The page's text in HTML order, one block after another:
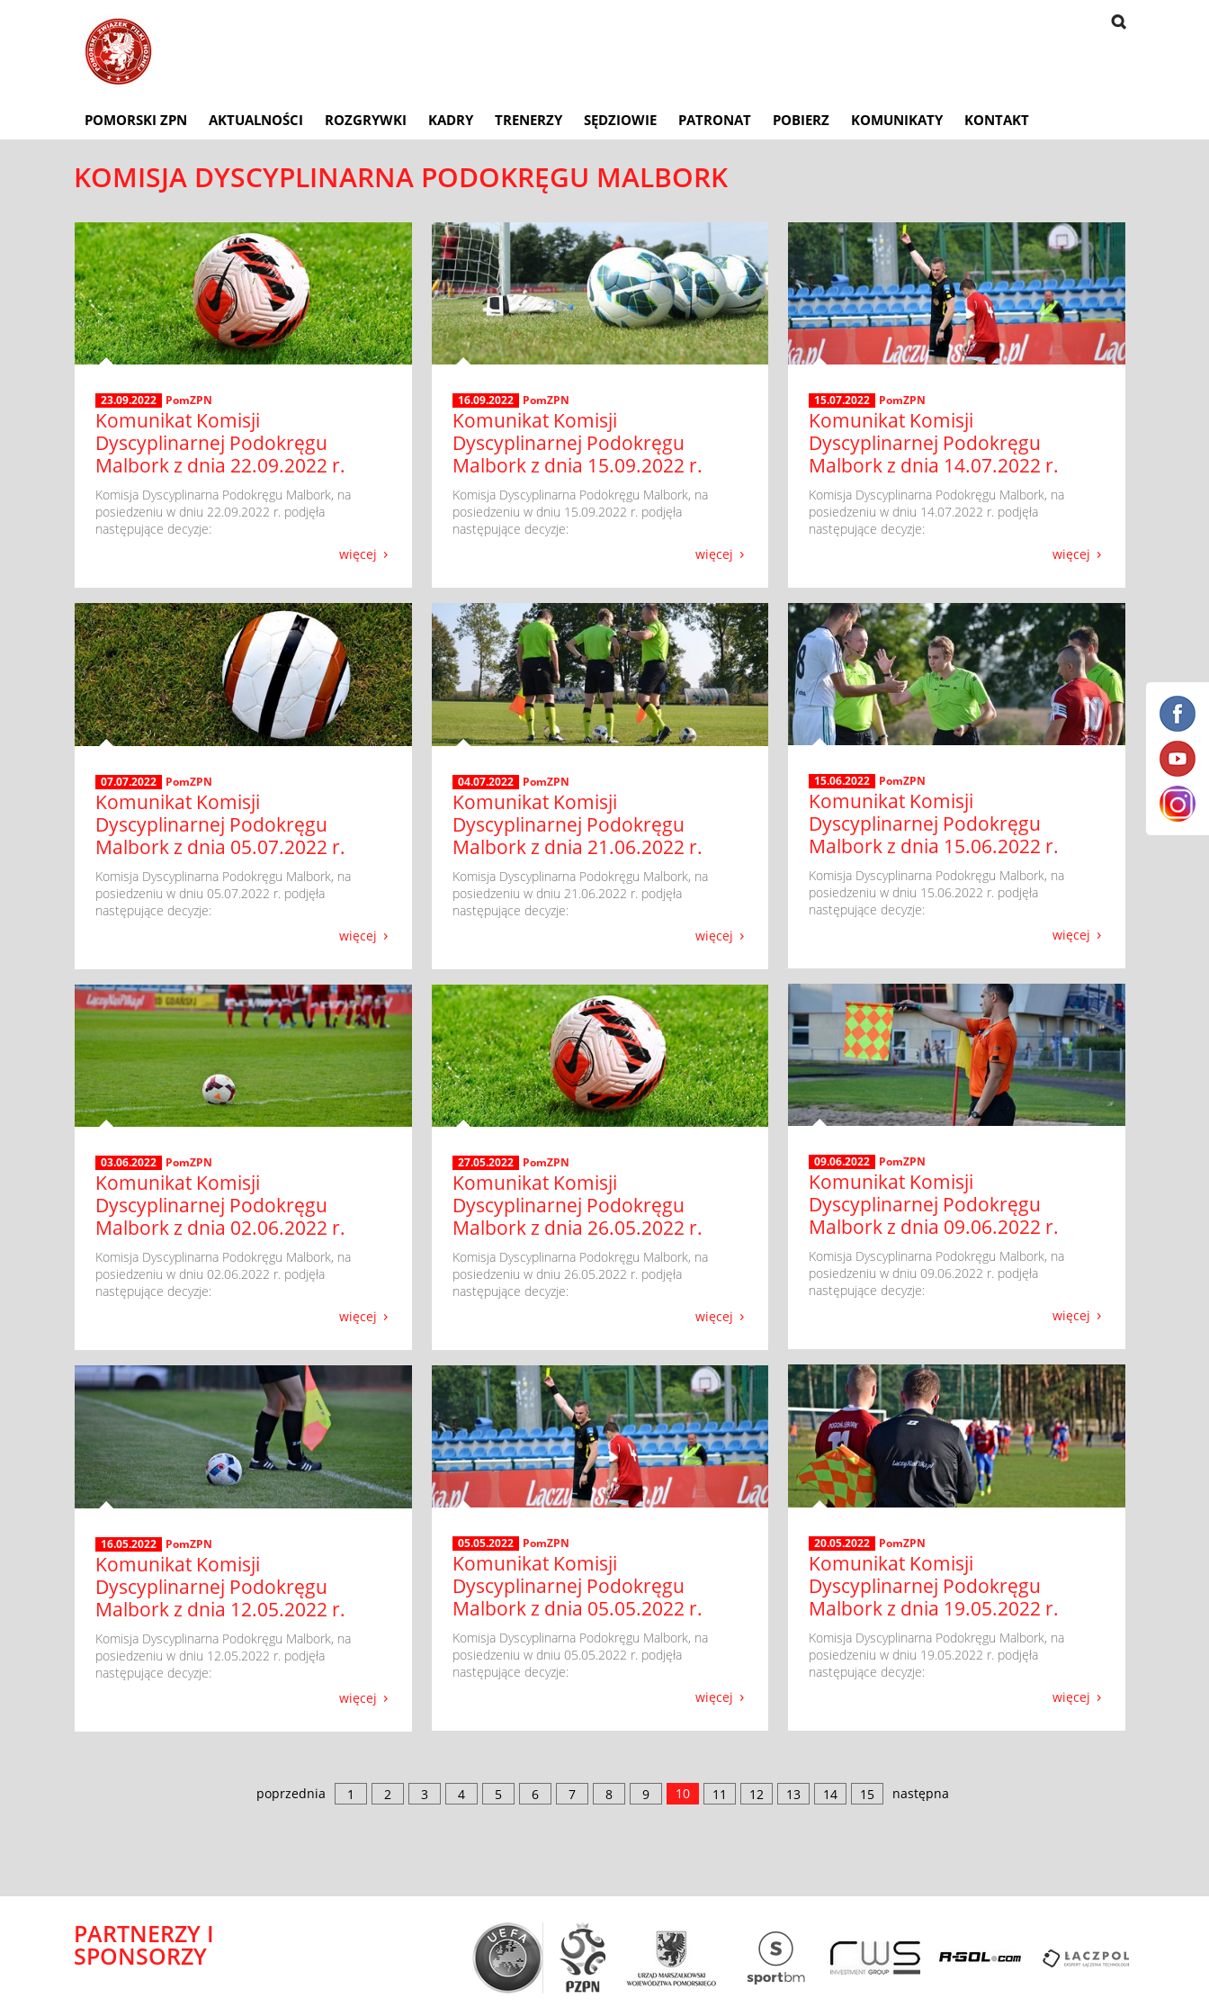
POMORSKI ZPN AKTUALNOŚCI ROZGRYWKI KADRY TRENERZY SĘDZIOWIE PATRONAT POBIERZ KOMUNIKATY KONTAKT
KOMISJA DYSCYPLINARNA PODOKRĘGU MALBORK
23.09.2022 PomZPN
Komunikat Komisji
Dyscyplinarnej Podokręgu
Malbork z dnia 22.09.2022 r.
​ Komisja Dyscyplinarna Podokręgu Malbork, na
posiedzeniu w dniu 22.09.2022 r. podjęła
następujące decyzje:
więcej
16.09.2022 PomZPN
Komunikat Komisji
Dyscyplinarnej Podokręgu
Malbork z dnia 15.09.2022 r.
​ Komisja Dyscyplinarna Podokręgu Malbork, na
posiedzeniu w dniu 15.09.2022 r. podjęła
następujące decyzje:
więcej
15.07.2022 PomZPN
Komunikat Komisji
Dyscyplinarnej Podokręgu
Malbork z dnia 14.07.2022 r.
​ Komisja Dyscyplinarna Podokręgu Malbork, na
posiedzeniu w dniu 14.07.2022 r. podjęła
następujące decyzje:
więcej
07.07.2022 PomZPN
Komunikat Komisji
Dyscyplinarnej Podokręgu
Malbork z dnia 05.07.2022 r.
​ Komisja Dyscyplinarna Podokręgu Malbork, na
posiedzeniu w dniu 05.07.2022 r. podjęła
następujące decyzje:
więcej
04.07.2022 PomZPN
Komunikat Komisji
Dyscyplinarnej Podokręgu
Malbork z dnia 21.06.2022 r.
​ Komisja Dyscyplinarna Podokręgu Malbork, na
posiedzeniu w dniu 21.06.2022 r. podjęła
następujące decyzje:
więcej
15.06.2022 PomZPN
Komunikat Komisji
Dyscyplinarnej Podokręgu
Malbork z dnia 15.06.2022 r.
​ Komisja Dyscyplinarna Podokręgu Malbork, na
posiedzeniu w dniu 15.06.2022 r. podjęła
następujące decyzje:
więcej
09.06.2022 PomZPN
Komunikat Komisji
Dyscyplinarnej Podokręgu
Malbork z dnia 09.06.2022 r.
​ Komisja Dyscyplinarna Podokręgu Malbork, na
posiedzeniu w dniu 09.06.2022 r. podjęła
następujące decyzje:
więcej
03.06.2022 PomZPN
Komunikat Komisji
Dyscyplinarnej Podokręgu
Malbork z dnia 02.06.2022 r.
​ Komisja Dyscyplinarna Podokręgu Malbork, na
posiedzeniu w dniu 02.06.2022 r. podjęła
następujące decyzje:
więcej
27.05.2022 PomZPN
Komunikat Komisji
Dyscyplinarnej Podokręgu
Malbork z dnia 26.05.2022 r.
​ Komisja Dyscyplinarna Podokręgu Malbork, na
posiedzeniu w dniu 26.05.2022 r. podjęła
następujące decyzje:
więcej
20.05.2022 PomZPN
Komunikat Komisji
Dyscyplinarnej Podokręgu
Malbork z dnia 19.05.2022 r.
​ Komisja Dyscyplinarna Podokręgu Malbork, na
posiedzeniu w dniu 19.05.2022 r. podjęła
następujące decyzje:
więcej
16.05.2022 PomZPN
Komunikat Komisji
Dyscyplinarnej Podokręgu
Malbork z dnia 12.05.2022 r.
​ Komisja Dyscyplinarna Podokręgu Malbork, na
posiedzeniu w dniu 12.05.2022 r. podjęła
następujące decyzje:
więcej
05.05.2022 PomZPN
Komunikat Komisji
Dyscyplinarnej Podokręgu
Malbork z dnia 05.05.2022 r.
​ Komisja Dyscyplinarna Podokręgu Malbork, na
posiedzeniu w dniu 05.05.2022 r. podjęła
następujące decyzje:
więcej
poprzednia 1 2 3 4 5 6 7 8 9 10 11 12 13 14 15 następna
PARTNERZY I
SPONSORZY